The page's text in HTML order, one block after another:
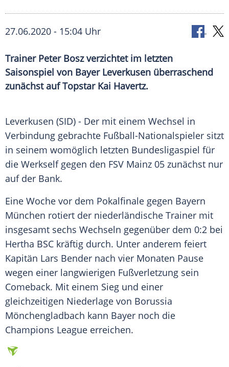
27.06.2020 - 15:04 Uhr
Trainer Peter Bosz verzichtet im letzten
Saisonspiel von Bayer Leverkusen überraschend
zunächst auf Topstar Kai Havertz.
Leverkusen (SID) - Der mit einem Wechsel in
Verbindung gebrachte Fußball-Nationalspieler sitzt
in seinem womöglich letzten Bundesligaspiel für
die Werkselfgegen den FSV Mainz 05 zunächst nur
auf der Bank.
Eine Woche vor dem Pokalfinale gegen Bayern
München rotiert der niederländische Trainer mit
insgesamt sechs Wechseln gegenüber dem 0:2 bei
Hertha BSC kräftig durch. Unter anderem feiert
Kapitän Lars Bender nach vier Monaten Pause
wegen einer langwierigen Fußverletzung sein
Comeback. Mit einem Sieg und einer
gleichzeitigen Niederlage von Borussia
Mönchengladbach kann Bayer noch die
Champions League erreichen.